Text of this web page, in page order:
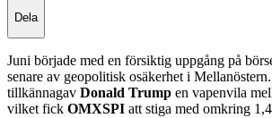
Dela
Juni började med en försiktig uppgång på
senare av geopolitisk osäkerhet i
tillkännagav Donald Trump en vapenvila
vilket fick OMXSPI att stiga med omkring